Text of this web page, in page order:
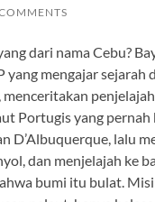
dari nama Cebu?
yang mengajar sejarah
Portugis yang pernah
D’Albuquerque, lalu
dan menjelajah ke
bumi itu bulat.